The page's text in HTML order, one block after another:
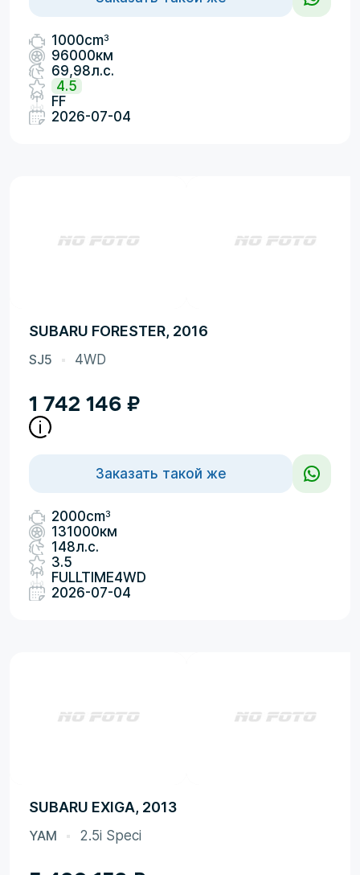
1000cm3
96000км
69,98л.с.
4.5
FF
2026-07-04
SUBARU FORESTER, 2016
SJ5 4WD
1 742 146 ₽
Заказать такой же
2000cm3
131000км
148л.с.
3.5
FULLTIME4WD
2026-07-04
SUBARU EXIGA, 2013
YAM 2.5i Speci